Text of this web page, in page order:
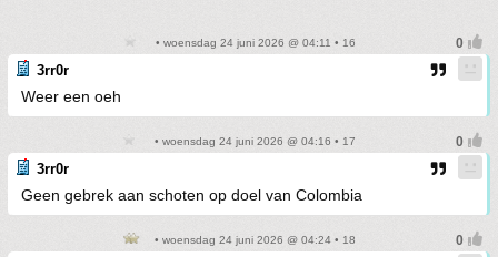
• woensdag 24 juni 2026 @ 04:11 • 16
3rr0r
Weer een oeh
• woensdag 24 juni 2026 @ 04:16 • 17
3rr0r
Geen gebrek aan schoten op doel van Colombia
• woensdag 24 juni 2026 @ 04:24 • 18